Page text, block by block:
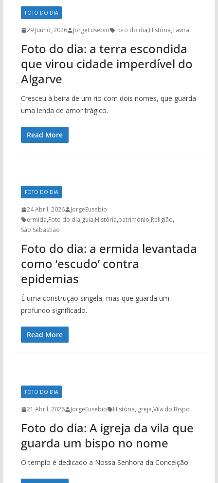
FOTO DO DIA
29 Junho, 2026 JorgeEusebio Foto do dia,História,Tavira
Foto do dia: a terra escondida
que virou cidade imperdível do
Algarve
Cresceu à beira de um rio com dois nomes, que guarda
uma lenda de amor trágico.
Read More
FOTO DO DIA
24 Abril, 2026
JorgeEusebio
ermida,Foto do dia,guia,História,património,Religião,
São Sebastião
Foto do dia: a ermida levantada
como ‘escudo’ contra
epidemias
É uma construção singela, mas que guarda um
profundo significado.
Read More
FOTO DO DIA
21 Abril, 2026 JorgeEusebio História,Igreja,Vila do Bispo
Foto do dia: A igreja da vila que
guarda um bispo no nome
O templo é dedicado a Nossa Senhora da Conceição.